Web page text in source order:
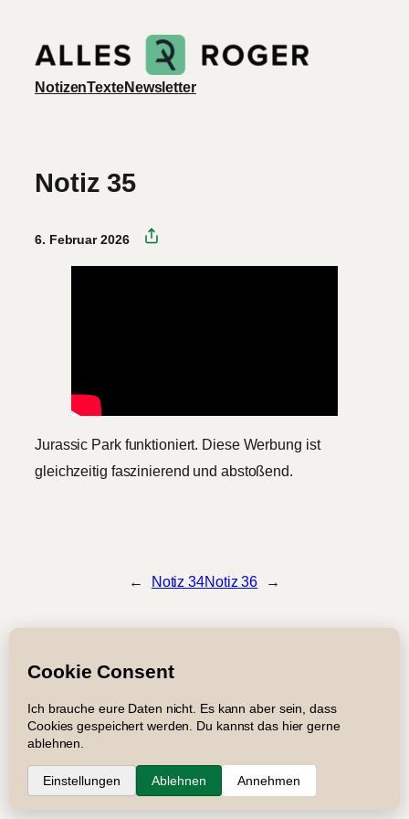
Inhalt
springen
NotizenTexteNewsletter
Notiz 35
6. Februar 2026
Jurassic Park funktioniert. Diese Werbung ist
gleichzeitig faszinierend und abstoßend.
← Notiz 34Notiz 36 →
Impressum Datenschutz